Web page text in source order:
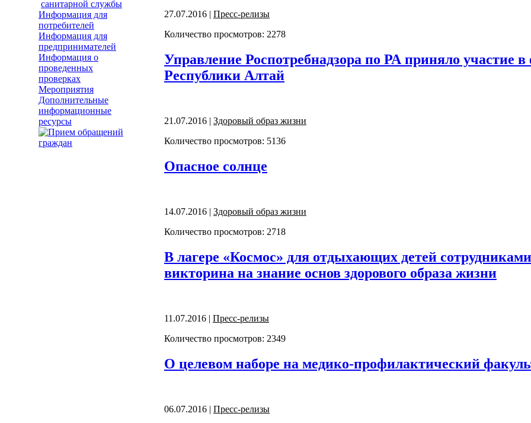
санитарной службы
Информация для
потребителей
Информация для
предпринимателей
Информация о
проведенных
проверках
Мероприятия
Дополнительные
информационные
ресурсы
27.07.2016 | Пресс-релизы
Количество просмотров: 2278
Управление Роспотребнадзора по РА приняло участие
Республики Алтай
21.07.2016 | Здоровый образ жизни
Количество просмотров: 5136
Опасное солнце
14.07.2016 | Здоровый образ жизни
Количество просмотров: 2718
В лагере «Космос» для отдыхающих детей
викторина на знание основ здорового образа жизни
11.07.2016 | Пресс-релизы
Количество просмотров: 2349
О целевом наборе на медико-профилактический
06.07.2016 | Пресс-релизы